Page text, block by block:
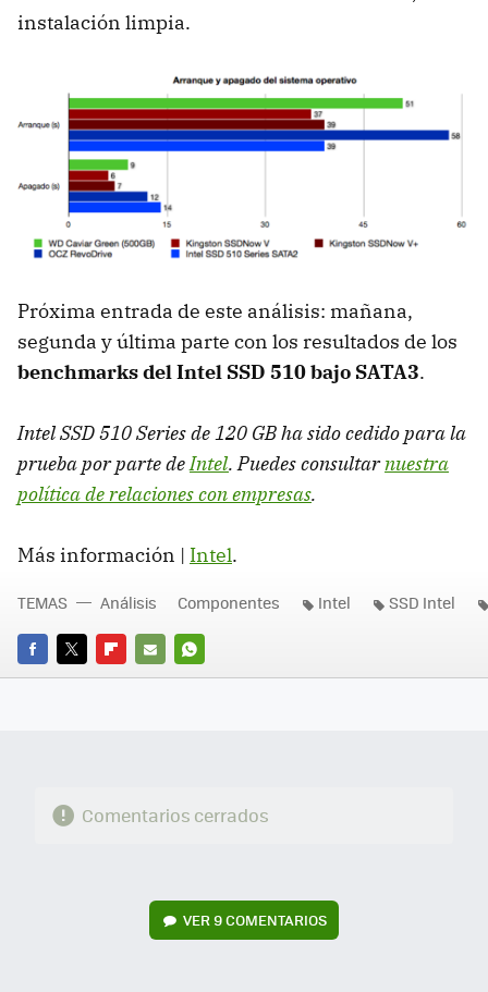
instalación limpia.
Próxima entrada de este análisis: mañana,
segunda y última parte con los resultados de los
benchmarks del Intel SSD 510 bajo SATA3.
IntelSSD510 Series de 120 GB ha sido cedido para la
prueba por parte deIntel. Puedes consultarnuestra
política de relaciones con empresas.
Más información | Intel.
FACEBOOK
TWITTERFLIPBOARD
E-
WHATSAPP
TEMAS Análisis Componentes Intel SSD Intel
Comentarios cerrados
VER 9 COMENTARIOS